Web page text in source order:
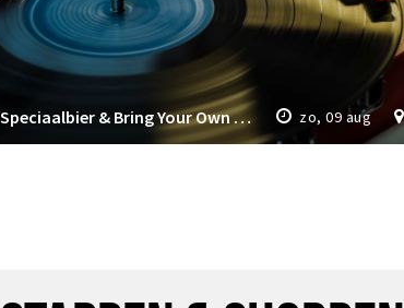
zo, 09 aug
Speciaalbier & Bring Your Own Vinyl